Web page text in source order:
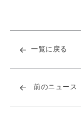
一覧に戻る
前のニュース